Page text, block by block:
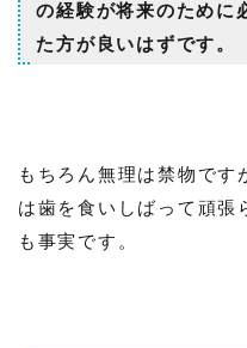
の経験が将来のために
た方が良いはずです。
もちろん無理は禁物です
は歯を食いしばって頑張
も事実です。